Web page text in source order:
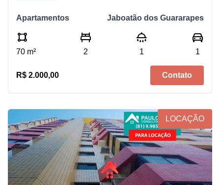
Apartamentos Jaboatão dos Guararapes
70 m² 2 1 1
R$ 2.000,00 Contato
LOCAÇÃO